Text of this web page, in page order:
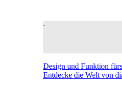
Design und Funktion
Entdecke die Welt von